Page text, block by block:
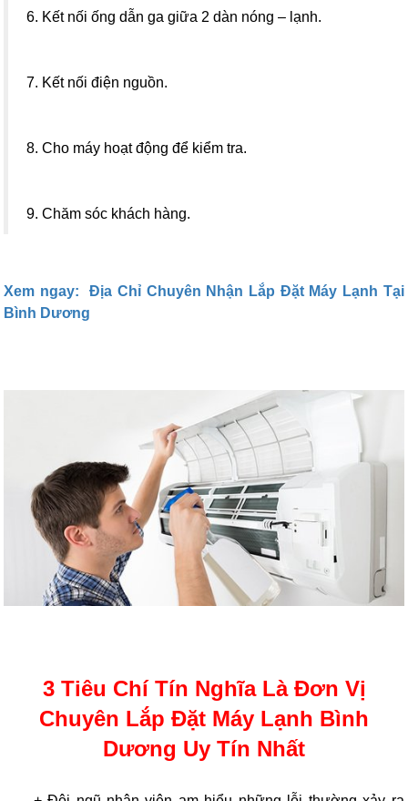
6. Kết nối ống dẫn ga giữa 2 dàn nóng – lạnh.
7. Kết nối điện nguồn.
8. Cho máy hoạt động để kiểm tra.
9. Chăm sóc khách hàng.
Xem ngay: Địa Chỉ Chuyên Nhận Lắp Đặt Máy Lạnh Tại
Bình Dương
3 Tiêu Chí Tín Nghĩa Là Đơn Vị
Chuyên Lắp Đặt Máy Lạnh Bình
Dương Uy Tín Nhất